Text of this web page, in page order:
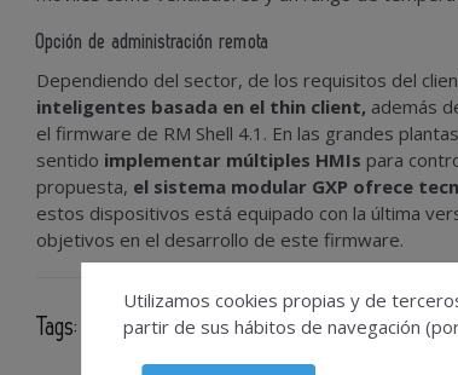
Opción de administración remota
Dependiendo del sector, de los requisitos del
inteligentes basada en el thin client, además
el firmware de RM Shell 4.1. En las grandes
sentido implementar múltiples HMIs para
propuesta, el sistema modular GXP ofrece
estos dispositivos está equipado con la última
objetivos en el desarrollo de este firmware.
Tags: pepperl-fuchs
Utilizamos cookies propias y de
partir de sus hábitos de navegación